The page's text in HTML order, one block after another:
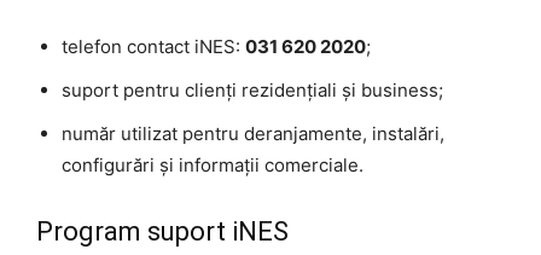
telefon contact iNES: 031 620 2020;
suport pentru clienți rezidențiali și business;
număr utilizat pentru deranjamente, instalări,
configurări și informații comerciale.
Program suport iNES